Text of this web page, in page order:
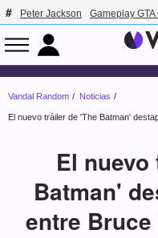
Peter Jackson Gameplay GTA
Vandal Random Noticias
El nuevo tráiler de 'The Batman'
El
Batman'
entre